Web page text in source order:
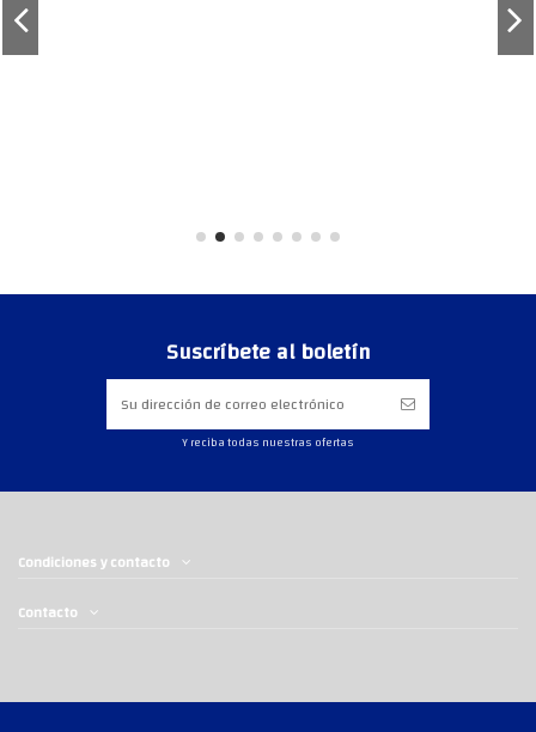
Suscríbete al boletín
Y reciba todas nuestras ofertas
Condiciones y contacto
Contacto